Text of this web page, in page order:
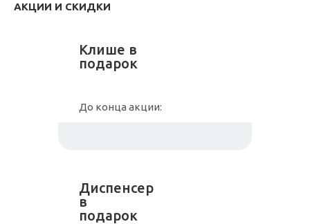
АКЦИИ И СКИДКИ
Клише в
подарок
До конца акции:
Диспенсер
в
подарок